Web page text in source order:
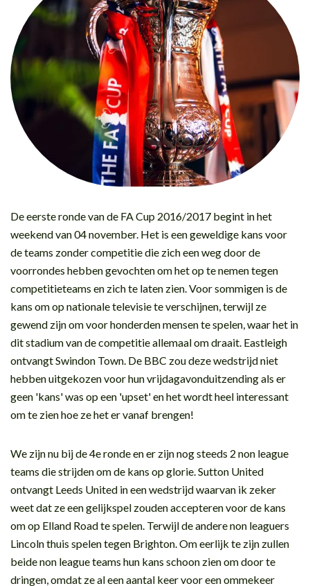
De eerste ronde van de FA Cup 2016/2017 begint in het
weekend van 04 november. Het is een geweldige kans voor
de teams zonder competitie die zich een weg door de
voorrondes hebben gevochten om het op te nemen tegen
competitieteams en zich te laten zien. Voor sommigen is de
kans om op nationale televisie te verschijnen, terwijl ze
gewend zijn om voor honderden mensen te spelen, waar het in
dit stadium van de competitie allemaal om draait. Eastleigh
ontvangt Swindon Town. De BBC zou deze wedstrijd niet
hebben uitgekozen voor hun vrijdagavonduitzending als er
geen 'kans' was op een 'upset' en het wordt heel interessant
om te zien hoe ze het er vanaf brengen!
We zijn nu bij de 4e ronde en er zijn nog steeds 2 non league
teams die strijden om de kans op glorie. Sutton United
ontvangt Leeds United in een wedstrijd waarvan ik zeker
weet dat ze een gelijkspel zouden accepteren voor de kans
om op Elland Road te spelen. Terwijl de andere non leaguers
Lincoln thuis spelen tegen Brighton. Om eerlijk te zijn zullen
beide non league teams hun kans schoon zien om door te
dringen, omdat ze al een aantal keer voor een ommekeer